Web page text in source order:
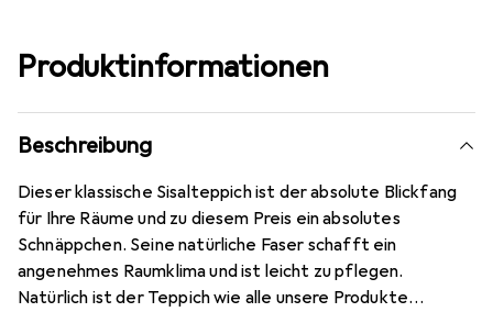
Produktinformationen
Beschreibung
Dieser klassische Sisalteppich ist der absolute Blickfang
für Ihre Räume und zu diesem Preis ein absolutes
Schnäppchen. Seine natürliche Faser schafft ein
angenehmes Raumklima und ist leicht zu pflegen.
Natürlich ist der Teppich wie alle unsere Produkte